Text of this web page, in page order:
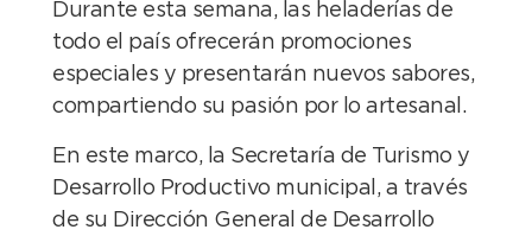
Durante esta semana, las heladerías de
todo el país ofrecerán promociones
especiales y presentarán nuevos sabores,
compartiendo su pasión por lo artesanal.
En este marco, la Secretaría de Turismo y
Desarrollo Productivo municipal, a través
de su Dirección General de Desarrollo